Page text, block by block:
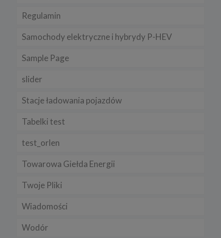
Regulamin
Samochody elektryczne i hybrydy P-HEV
Sample Page
slider
Stacje ładowania pojazdów
Tabelki test
test_orlen
Towarowa Giełda Energii
Twoje Pliki
Wiadomości
Wodór